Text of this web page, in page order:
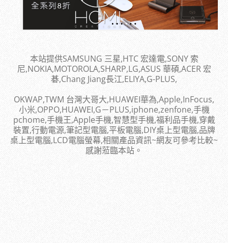
本站提供SAMSUNG 三星,HTC 宏達電,SONY 索
尼,NOKIA,MOTOROLA,SHARP,LG,ASUS 華碩,ACER 宏
碁,Chang Jiang長江,ELIYA,G-PLUS,
OKWAP,TWM 台灣大哥大,HUAWEI華為,Apple,InFocus,
小米,OPPO,HUAWEI,G－PLUS,iphone,zenfone,手機
pchome,手機王,Apple手機,智慧型手機,福利品手機,穿戴
裝置,行動電源,筆記型電腦,平板電腦,DIY桌上型電腦,品牌
桌上型電腦,LCD電腦螢幕,相關產品資訊~網友可參考比較~
感謝蒞臨本站。